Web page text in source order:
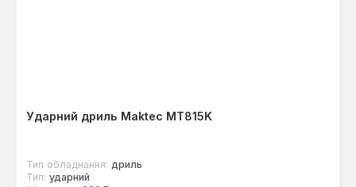
Ударний дриль Maktec MT815K
Тип обладнання: дриль
Тип: ударний